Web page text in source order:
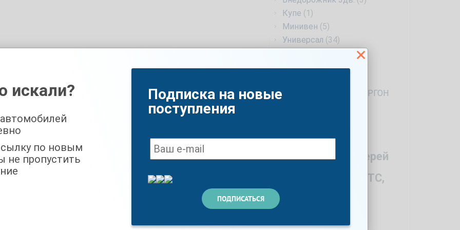
Купе (1)
Минивен (5)
Универсал (34)
Лифтбек (6)
ПРОМТОВАРНЫЙ ФУРГОН
Год
Количество дверей
Мощность по ПТС,
л.с.
искали?
по новым
не пропустить
Подписка на новые
поступления